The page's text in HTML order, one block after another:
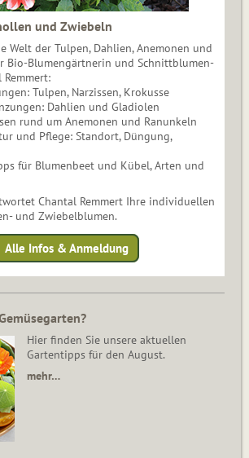
und Zwiebeln
Welt der Tulpen, Dahlien, Anemonen und
Bio-Blumengärtnerin und Schnittblumen-
Tulpen, Narzissen, Krokusse
Dahlien und Gladiolen
rund um Anemonen und Ranunkeln
und Pflege: Standort, Düngung,
für Blumenbeet und Kübel, Arten und
Chantal Remmert Ihre individuellen
und Zwiebelblumen.
Alle Infos & Anmeldung
Hier finden Sie unsere aktuellen
Gartentipps für den August.
mehr…